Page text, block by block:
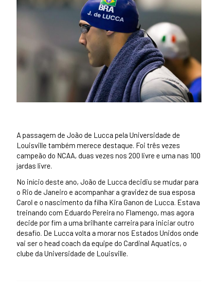
A passagem de João de Lucca pela Universidade de
Louisville também merece destaque. Foi três vezes
campeão do NCAA, duas vezes nos 200 livre e uma nas 100
jardas livre.
No início deste ano, João de Lucca decidiu se mudar para
o Rio de Janeiro e acompanhar a gravidez de sua esposa
Carol e o nascimento da filha Kira Ganon de Lucca. Estava
treinando com Eduardo Pereira no Flamengo, mas agora
decide por fim a uma brilhante carreira para iniciar outro
desafio. De Lucca volta a morar nos Estados Unidos onde
vai ser o head coach da equipe do Cardinal Aquatics, o
clube da Universidade de Louisville.